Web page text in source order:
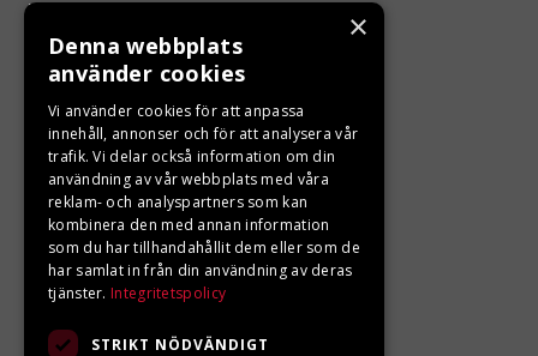
ÖPPETTIDER
Måndag - Fredag 10.00 -17.00
LJUNGBERGS MOTOR
Din BRP återförsäljare i Sveg!
×
Denna webbplats
använder cookies
Vi använder cookies för att anpassa
innehåll, annonser och för att analysera vår
trafik. Vi delar också information om din
användning av vår webbplats med våra
reklam- och analyspartners som kan
kombinera den med annan information
som du har tillhandahållit dem eller som de
har samlat in från din användning av deras
tjänster. Integritetspolicy
STRIKT NÖDVÄNDIGT